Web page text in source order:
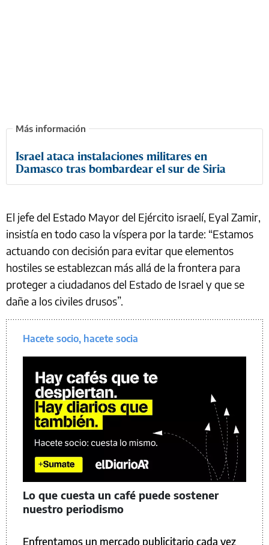
Israel ataca instalaciones militares en
Damasco tras bombardear el sur de Siria
El jefe del Estado Mayor del Ejército israelí, Eyal Zamir,
insistía en todo caso la víspera por la tarde: “Estamos
actuando con decisión para evitar que elementos
hostiles se establezcan más allá de la frontera para
proteger a ciudadanos del Estado de Israel y que se
dañe a los civiles drusos”.
Hacete socio, hacete socia
Lo que cuesta un café puede sostener
nuestro periodismo
Enfrentamos un mercado publicitario cada vez